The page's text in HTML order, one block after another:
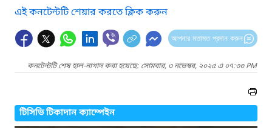
এই কনটেন্টটি শেয়ার করতে ক্লিক করুন
আপনার মতামত প্রদান করুন
কনটেন্টটি শেষ হাল-নাগাদ করা হয়েছে: সোমবার, ৩ নভেম্বর, ২০২৫ এ ০৭:৩৩ PM
টিসিভি টিকাদান ক্যাম্পেইন